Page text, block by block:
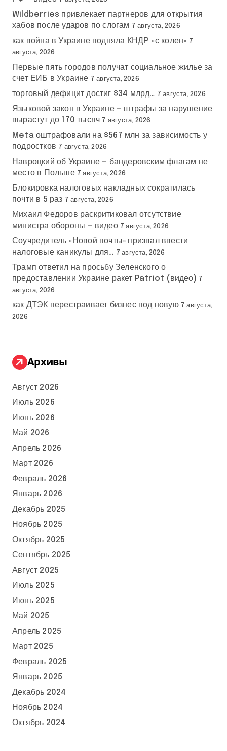
Wildberries привлекает партнеров для открытия
хабов после ударов по слогам 7 августа, 2026
как война в Украине подняла КНДР «с колен» 7
августа, 2026
Первые пять городов получат социальное жилье за
счет ЕИБ в Украине 7 августа, 2026
торговый дефицит достиг $34 млрд… 7 августа, 2026
Языковой закон в Украине — штрафы за нарушение
вырастут до 170 тысяч 7 августа, 2026
Meta оштрафовали на $567 млн за зависимость у
подростков 7 августа, 2026
Навроцкий об Украине — бандеровским флагам не
место в Польше 7 августа, 2026
Блокировка налоговых накладных сократилась
почти в 5 раз 7 августа, 2026
Михаил Федоров раскритиковал отсутствие
министра обороны — видео 7 августа, 2026
Соучредитель «Новой почты» призвал ввести
налоговые каникулы для… 7 августа, 2026
Трамп ответил на просьбу Зеленского о
предоставлении Украине ракет Patriot (видео) 7
августа, 2026
как ДТЭК перестраивает бизнес под новую 7 августа,
2026
Архивы
Август 2026
Июль 2026
Июнь 2026
Май 2026
Апрель 2026
Март 2026
Февраль 2026
Январь 2026
Декабрь 2025
Ноябрь 2025
Октябрь 2025
Сентябрь 2025
Август 2025
Июль 2025
Июнь 2025
Май 2025
Апрель 2025
Март 2025
Февраль 2025
Январь 2025
Декабрь 2024
Ноябрь 2024
Октябрь 2024